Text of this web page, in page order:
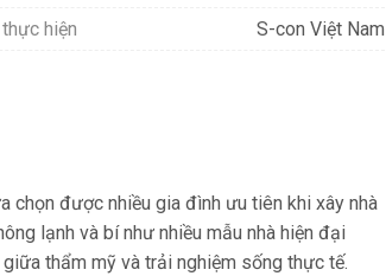
hiện
S-con Việt Nam
chọn được nhiều gia đình ưu tiên khi xây nhà
lạnh và bí như nhiều mẫu nhà hiện đại
thẩm mỹ và trải nghiệm sống thực tế.